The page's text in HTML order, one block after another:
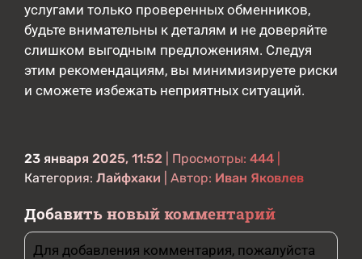
услугами только проверенных обменников,
будьте внимательны к деталям и не доверяйте
слишком выгодным предложениям. Следуя
этим рекомендациям, вы минимизируете риски
и сможете избежать неприятных ситуаций.
23 января 2025, 11:52 | Просмотры: 444
Категория: Лайфхаки | Автор: Иван Яковлев
Добавить новый комментарий
Для добавления комментария, пожалуйста